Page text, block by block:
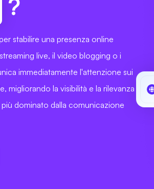
?
stabilire una presenza online
live, il video blogging o i
immediatamente l'attenzione sui
migliorando la visibilità e la rilevanza
dominato dalla comunicazione